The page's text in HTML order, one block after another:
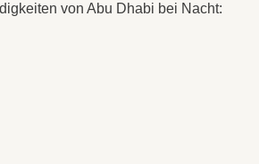
von Abu Dhabi bei Nacht: